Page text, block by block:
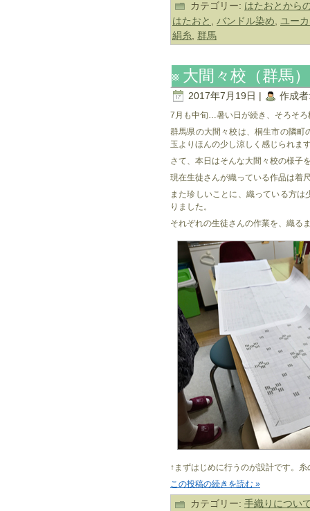
カテゴリー: はたおとから
はたおと
バンドル染め
ユー
絹糸 群馬
大間々校（群馬
2017年7月19日 | 作成
7月も中旬…暑い日が続き、そろそ
群馬県の大間々校は、桐生市の隣町
玉よりほんの少し涼しく感じられま
さて、本日はそんな大間々校の様子
現在生徒さんが織っている作品は着
また珍しいことに、織っている方
りました。
それぞれの生徒さんの作業を、織る
↑まずはじめに行うのが設計です。
この投稿の続きを読む »
カテゴリー: 手織りについ